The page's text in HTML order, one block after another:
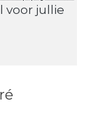
voor jullie